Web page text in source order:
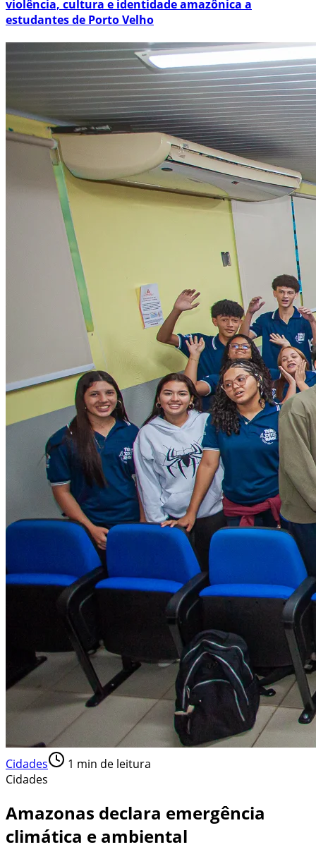
violência, cultura e identidade amazônica a
estudantes de Porto Velho
Cidades 1 min de leitura
Cidades
Amazonas declara emergência
climática e ambiental